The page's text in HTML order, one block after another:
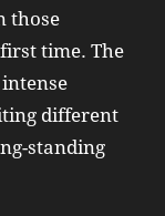
those
time. The
different
standing